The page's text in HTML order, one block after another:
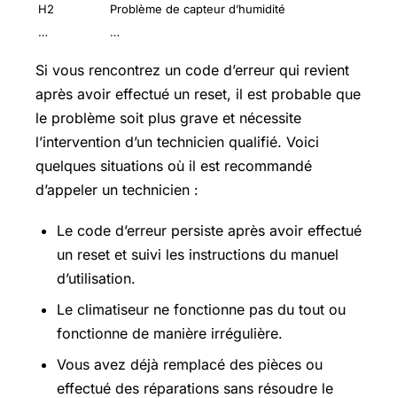
H2
Problème de capteur d’humidité
…
…
Si vous rencontrez un code d’erreur qui revient
après avoir effectué un reset, il est probable que
le problème soit plus grave et nécessite
l’intervention d’un technicien qualifié. Voici
quelques situations où il est recommandé
d’appeler un technicien :
Le code d’erreur persiste après avoir effectué
un reset et suivi les instructions du manuel
d’utilisation.
Le climatiseur ne fonctionne pas du tout ou
fonctionne de manière irrégulière.
Vous avez déjà remplacé des pièces ou
effectué des réparations sans résoudre le